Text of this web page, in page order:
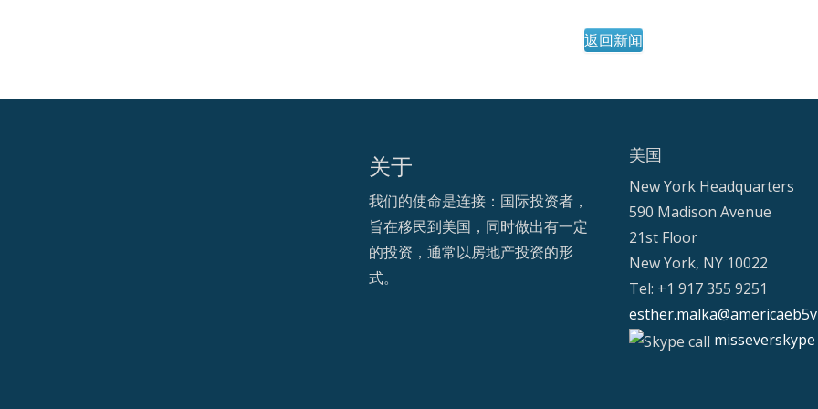
返回新闻
关于
我们的使命是连接：国际投资者，
旨在移民到美国，同时做出有一定
的投资，通常以房地产投资的形
式。
美国
New York Headquarters
590 Madison Avenue
21st Floor
New York, NY 10022
Tel: +1 917 355 9251
misseverskype